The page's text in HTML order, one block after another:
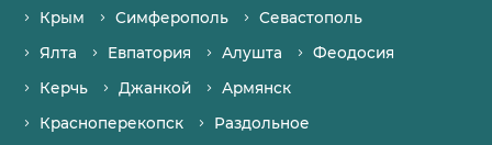
Крым Симферополь
Севастополь
Ялта
Евпатория Алушта
Феодосия
Керчь
Джанкой
Армянск
Красноперекопск
Раздольное